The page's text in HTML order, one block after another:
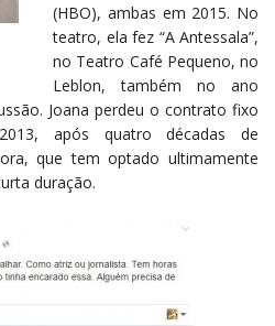
(HBO), ambas em 2015. No
teatro, ela fez “A Antessala”,
no Teatro Café Pequeno, no
Leblon, também no ano
Joana perdeu o contrato fixo
após quatro décadas de
que tem optado ultimamente
duração.